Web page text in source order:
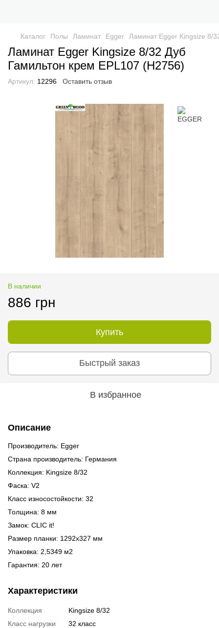
Каталог Полы Ламинат Egger Ламинат Egger Kingsize 8/
Ламинат Egger Kingsize 8/32 Дуб
Гамильтон крем EPL107 (Н2756)
Артикул: 12296 Оставить отзыв
В наличии
886 грн
Купить
Быстрый заказ
В избранное
Описание
Производитель: Egger
Страна производитель: Германия
Коллекция: Kingsize 8/32
Фаска: V2
Класс износостойкости: 32
Толщина: 8 мм
Замок: CLIC it!
Размер планки: 1292х327 мм
Упаковка: 2,5349 м2
Гарантия: 20 лет
Характеристики
Коллекция
Kingsize 8/32
Класс нагрузки
32 класс